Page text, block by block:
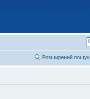
Розширений пошук